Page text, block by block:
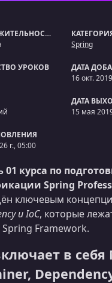
ПРОДОЛЖИТЕЛЬНОСТЬ
Spring
УРОКОВ
ДАТА
16 окт.
ДАТА
15 мая
г., 05:00
курса по
Spring
ключевым
и IoC, которые
Framework.
в себя